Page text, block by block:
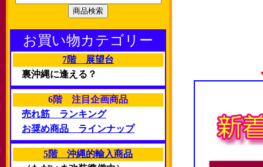
お買い物カテゴリー
7階 展望台
裏沖縄に逢える？
6階 注目企画商品
売れ筋 ランキング
お奨め商品 ラインナップ
5階 沖縄的輸入商品